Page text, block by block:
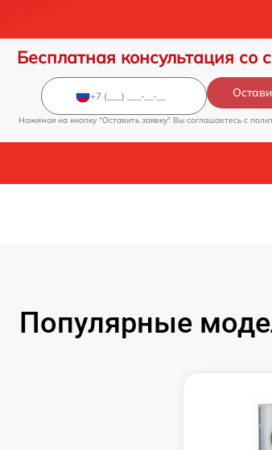
Бесплатная консультация со
Нажимая на кнопку "Оставить заявку" Вы соглашаетесь c
Популярные